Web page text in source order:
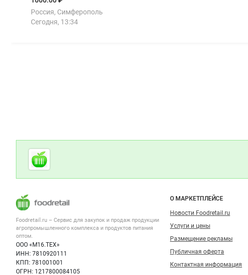
Россия, Симферополь
Сегодня, 13:34
Дополнительная информация
Cсылки на полезные проекты
Foodretail.ru
— продукты
Важные разделы и контакты
Foodretail.ru – Сервис для закупок и продаж продукции
агропромышленного комплекса и продуктов питания
оптом.
ООО «М16.ТЕХ»
ИНН: 7810920111
КПП: 781001001
ОГРН: 1217800084105
Навигация по сайту
О МАРКЕТПЛЕЙСЕ
Новости Foodretail.ru
Услуги и цены
Размещение рекламы
Публичная оферта
Контактная информация